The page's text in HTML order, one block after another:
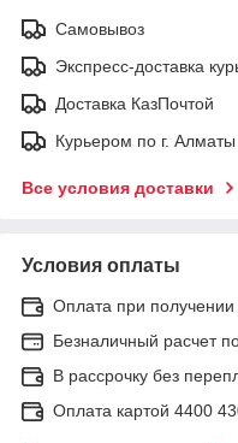
Самовывоз
Экспресс-доставка
Доставка КазПочтой
Курьером по г.
Все условия доставки
Условия оплаты
Оплата при получении
Безналичный расчет
В рассрочку без
Оплата картой 4400